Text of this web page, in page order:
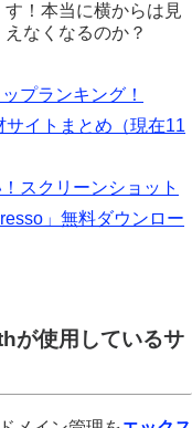
す！本当に横からは見
えなくなるのか？
プランキング！
サイトまとめ（現在11
スクリーンショット
」無料ダウンロー
が使用しているサ